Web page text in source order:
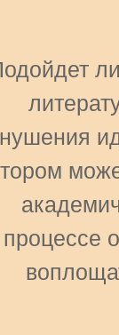
процессе